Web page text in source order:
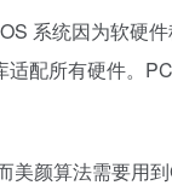
系统因为软硬
配所有硬件。
美颜算法需要用